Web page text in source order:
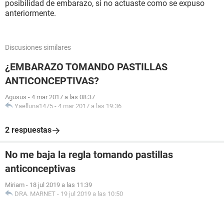
posibilidad de embarazo, si no actuaste como se expuso
anteriormente.
Discusiones similares
¿EMBARAZO TOMANDO PASTILLAS
ANTICONCEPTIVAS?
Agusus - 4 mar 2017 a las 08:37
Yaelluna1475 - 4 mar 2017 a las 19:36
2 respuestas
No me baja la regla tomando pastillas
anticonceptivas
Miriam - 18 jul 2019 a las 11:39
DRA. MARNET - 19 jul 2019 a las 10:50